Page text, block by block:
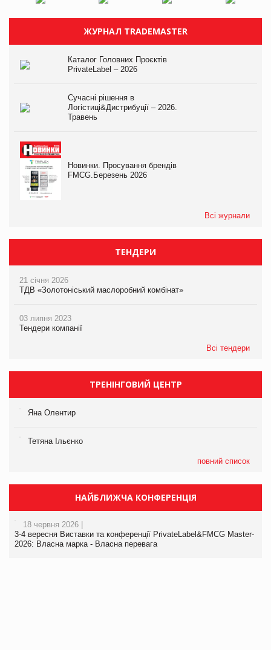
ЖУРНАЛ TRADEMASTER
Каталог Головних Проєктів
PrivateLabel – 2026
Сучасні рішення в
Логістиці&Дистрибуції – 2026.
Травень
Новинки. Просування брендів
FMCG.Березень 2026
Всі журнали
ТЕНДЕРИ
21 січня 2026
ТДВ «Золотоніський маслоробний комбінат»
03 липня 2023
Тендери компанії
Всі тендери
ТРЕНІНГОВИЙ ЦЕНТР
Яна Олентир
Тетяна Ільєнко
повний список
НАЙБЛИЖЧА КОНФЕРЕНЦІЯ
18 червня 2026 |
3-4 вересня Виставки та конференції PrivateLabel&FMCG Master-
2026: Власна марка - Власна перевага